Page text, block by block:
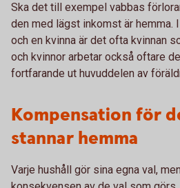
Ska det till exempel vabbas
den med lägst inkomst är hemma.
och en kvinna är det ofta kvinnan
och kvinnor arbetar också oftare
fortfarande ut huvuddelen av
Kompensation för
stannar hemma
Varje hushåll gör sina egna val,